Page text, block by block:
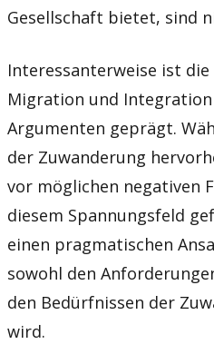
Gesellschaft bietet, sind
Interessanterweise ist
Migration und
Argumenten geprägt.
der Zuwanderung
vor möglichen negativen
diesem Spannungsfeld
einen pragmatischen
sowohl den
den Bedürfnissen der
wird.